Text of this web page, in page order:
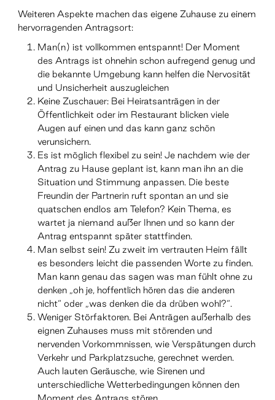
Weiteren Aspekte machen das eigene Zuhause zu einem
hervorragenden Antragsort:
Man(n) ist vollkommen entspannt! Der Moment
des Antrags ist ohnehin schon aufregend genug und
die bekannte Umgebung kann helfen die Nervosität
und Unsicherheit auszugleichen
Keine Zuschauer: Bei Heiratsanträgen in der
Öffentlichkeit oder im Restaurant blicken viele
Augen auf einen und das kann ganz schön
verunsichern.
Es ist möglich flexibel zu sein! Je nachdem wie der
Antrag zu Hause geplant ist, kann man ihn an die
Situation und Stimmung anpassen. Die beste
Freundin der Partnerin ruft spontan an und sie
quatschen endlos am Telefon? Kein Thema, es
wartet ja niemand außer Ihnen und so kann der
Antrag entspannt später stattfinden.
Man selbst sein! Zu zweit im vertrauten Heim fällt
es besonders leicht die passenden Worte zu finden.
Man kann genau das sagen was man fühlt ohne zu
denken „oh je, hoffentlich hören das die anderen
nicht“ oder „was denken die da drüben wohl?“.
Weniger Störfaktoren. Bei Anträgen außerhalb des
eignen Zuhauses muss mit störenden und
nervenden Vorkommnissen, wie Verspätungen durch
Verkehr und Parkplatzsuche, gerechnet werden.
Auch lauten Geräusche, wie Sirenen und
unterschiedliche Wetterbedingungen können den
Moment des Antrags stören.